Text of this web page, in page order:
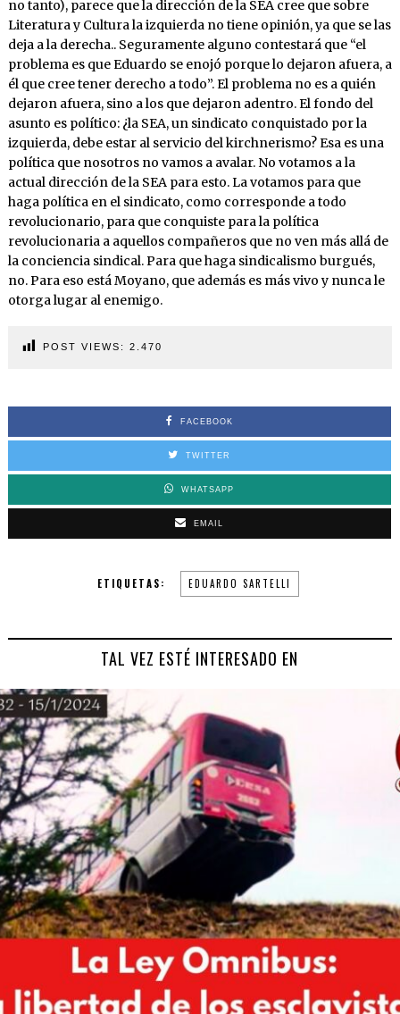
no tanto), parece que la dirección de la SEA cree que sobre
Literatura y Cultura la izquierda no tiene opinión, ya que se las
deja a la derecha.. Seguramente alguno contestará que “el
problema es que Eduardo se enojó porque lo dejaron afuera, a
él que cree tener derecho a todo”. El problema no es a quién
dejaron afuera, sino a los que dejaron adentro. El fondo del
asunto es político: ¿la SEA, un sindicato conquistado por la
izquierda, debe estar al servicio del kirchnerismo? Esa es una
política que nosotros no vamos a avalar. No votamos a la
actual dirección de la SEA para esto. La votamos para que
haga política en el sindicato, como corresponde a todo
revolucionario, para que conquiste para la política
revolucionaria a aquellos compañeros que no ven más allá de
la conciencia sindical. Para que haga sindicalismo burgués,
no. Para eso está Moyano, que además es más vivo y nunca le
otorga lugar al enemigo.
POST VIEWS: 2.470
FACEBOOK
TWITTER
WHATSAPP
EMAIL
ETIQUETAS: EDUARDO SARTELLI
TAL VEZ ESTÉ INTERESADO EN